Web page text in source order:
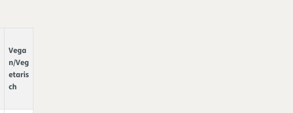
Vega
n/Veg
etaris
ch